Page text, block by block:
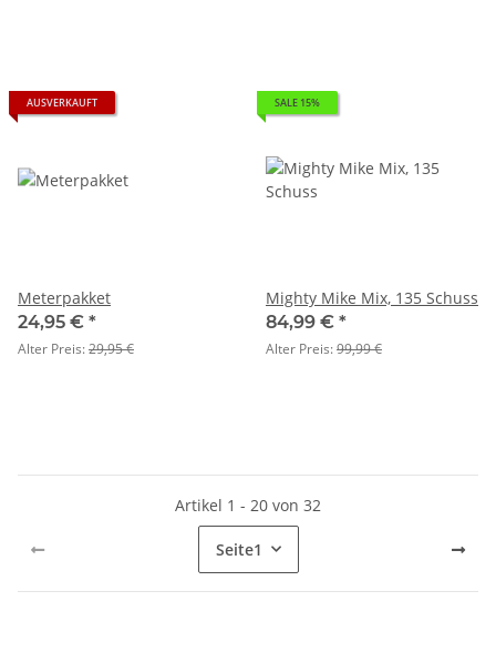
AUSVERKAUFT
Meterpakket
24,95 € *
Alter Preis:29,95 €
SALE 15%
Mighty Mike Mix, 135 Schuss
84,99 € *
Alter Preis:99,99 €
Artikel 1 - 20 von 32
Seite1